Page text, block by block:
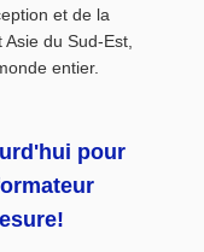
et de la
du Sud-Est,
entier.
pour